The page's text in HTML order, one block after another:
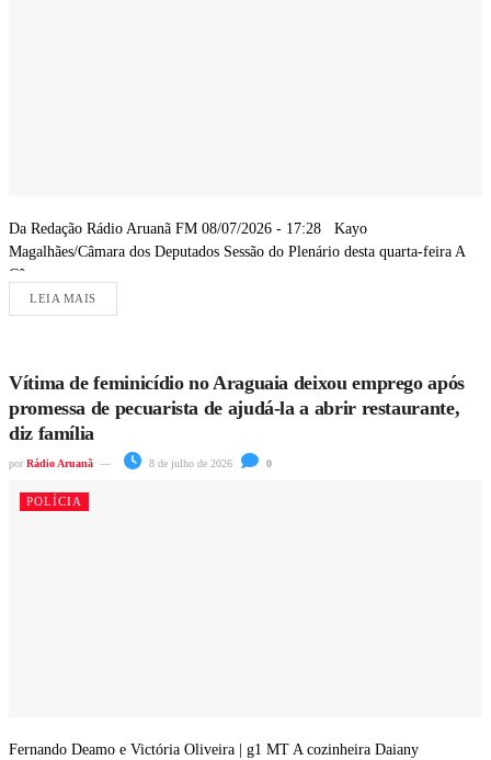
Da Redação Rádio Aruanã FM 08/07/2026 - 17:28 Kayo
Magalhães/Câmara dos Deputados Sessão do Plenário desta quarta-feira A
Câmara...
LEIA MAIS
Vítima de feminicídio no Araguaia deixou emprego após
promessa de pecuarista de ajudá-la a abrir restaurante,
diz família
por Rádio Aruanã 8 de julho de 2026 0
POLÍCIA
Fernando Deamo e Victória Oliveira | g1 MT A cozinheira Daiany